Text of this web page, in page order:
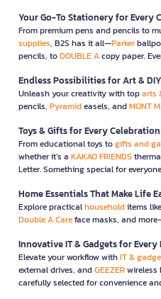
Your Go-To Stationery for Every
From premium pens and pencils to
supplies, B2S has it all—Parker
pencils, toDOUBLE Acopy paper.
Endless Possibilities for Art &
Unleash your creativity with toparts
pencils, Pyramideasels, andMONT
Toys & Gifts for Every Celebration
From educational toys togifts and
whether it’s a KAKAO FRIENDS
Letter. Something special for
Home Essentials That Make Life
Explore practicalhouseholditems like
Double A Careface masks, and
Innovative IT & Gadgets for
Elevate your workflow withIT &
external drives, andGEEZER
carefully selected for convenience